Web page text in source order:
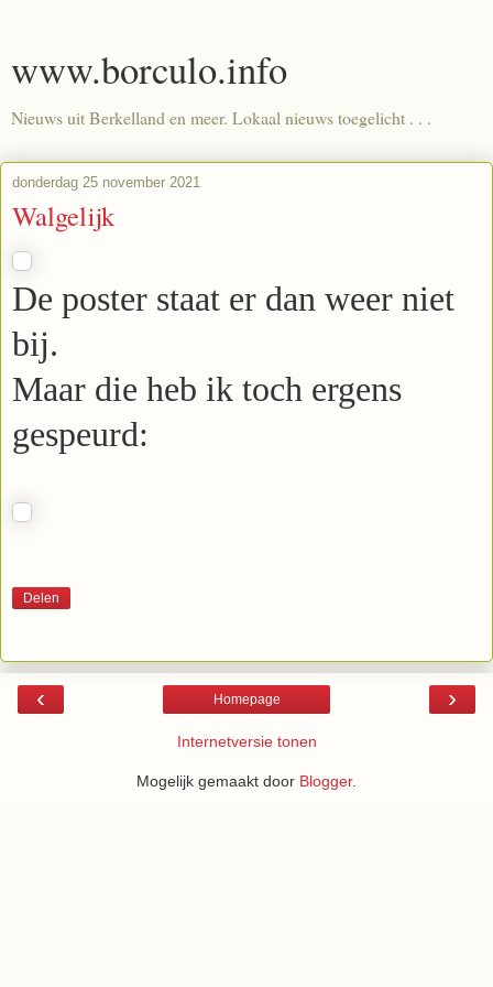
www.borculo.info
Nieuws uit Berkelland en meer. Lokaal nieuws toegelicht . . .
donderdag 25 november 2021
Walgelijk
De poster staat er dan weer niet
bij.
Maar die heb ik toch ergens
gespeurd:
Delen
‹ ›
Homepage
Internetversie tonen
Mogelijk gemaakt door Blogger.